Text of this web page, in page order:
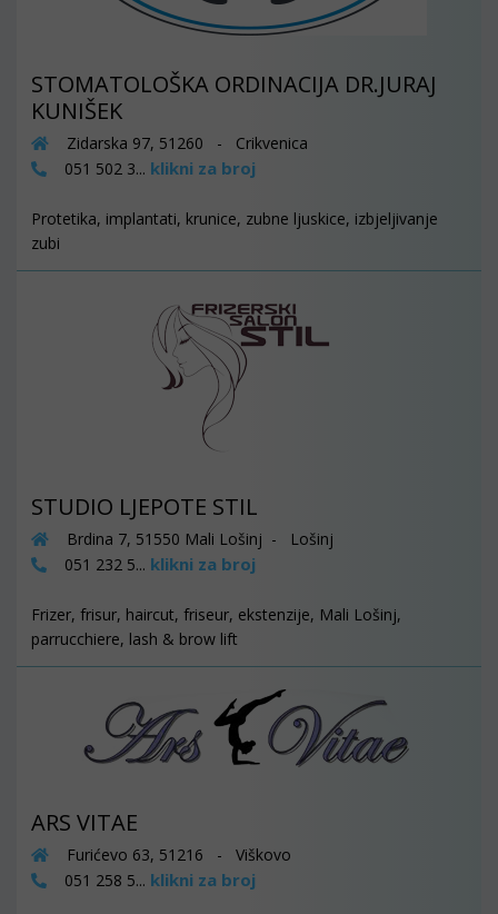
STOMATOLOŠKA ORDINACIJA DR.JURAJ
KUNIŠEK
Zidarska 97, 51260 - Crikvenica
051 502 3... klikni za broj
Protetika, implantati, krunice, zubne ljuskice, izbjeljivanje
zubi
STUDIO LJEPOTE STIL
Brdina 7, 51550 Mali Lošinj - Lošinj
051 232 5... klikni za broj
Frizer, frisur, haircut, friseur, ekstenzije, Mali Lošinj,
parrucchiere, lash & brow lift
ARS VITAE
Furićevo 63, 51216 - Viškovo
051 258 5... klikni za broj